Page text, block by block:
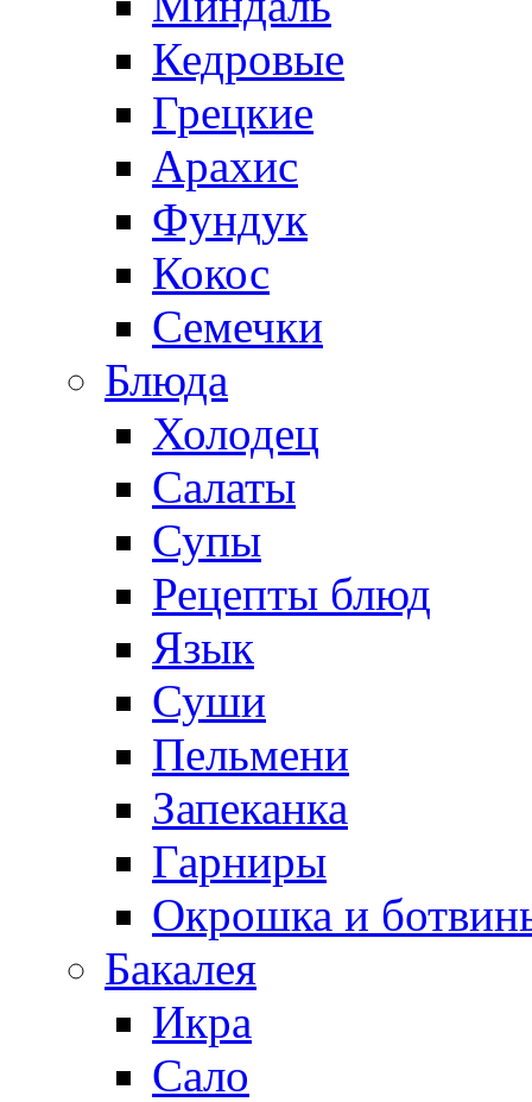
Кедровые
Грецкие
Арахис
Фундук
Кокос
Семечки
Блюда
Холодец
Салаты
Супы
Рецепты блюд
Язык
Суши
Пельмени
Запеканка
Гарниры
Окрошка и
Бакалея
Икра
Сало